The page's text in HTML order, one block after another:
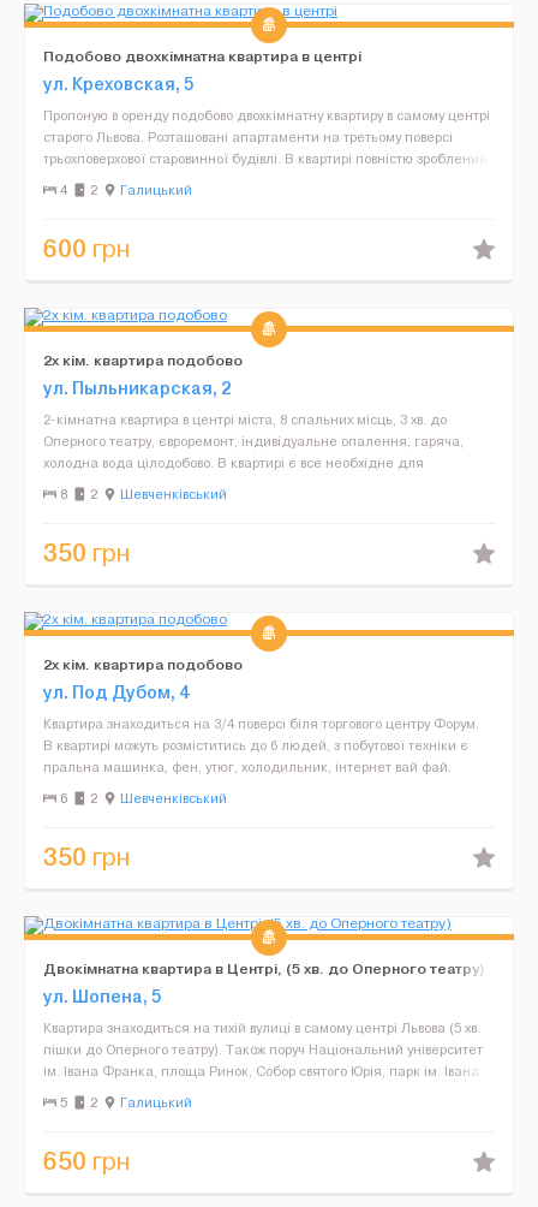
Подобово двохкімнатна квартира в центрі
ул. Креховская, 5
Пропоную в оренду подобово двохкімнатну квартиру в самому центрі
старого Львова. Розташовані апартаменти на третьому поверсі
трьохповерхової старовинної будівлі. В квартирі повністю зроблений
ремонт, встановлено пластикові вікна, ...
4 2 Галицький
600 грн
2х кім. квартира подобово
ул. Пыльникарская, 2
2-кімнатна квартира в центрі міста, 8 спальних місць, 3 хв. до
Оперного театру, євроремонт, індивідуальне опалення, гаряча,
холодна вода цілодобово. В квартирі є все необхідне для
проживання, поруч магазини, супермаркет, кафе, рес...
8 2 Шевченківський
350 грн
2х кім. квартира подобово
ул. Под Дубом, 4
Квартира знаходиться на 3/4 поверсі біля торгового центру Форум.
В квартирі можуть розміститись до 6 людей, з побутової техніки є
пральна машинка, фен, утюг, холодильник, інтернет вай фай.
Балкон виходить на торговий ц...
6 2 Шевченківський
350 грн
Двокімнатна квартира в Центрі, (5 хв. до Оперного театру)
ул. Шопена, 5
Квартира знаходиться на тихій вулиці в самому центрі Львова (5 хв.
пішки до Оперного театру). Також поруч Національний університет
ім. Івана Франка, площа Ринок, Собор святого Юрія, парк ім. Івана
Франка, Будинок Вчених та інші ви...
5 2 Галицький
650 грн